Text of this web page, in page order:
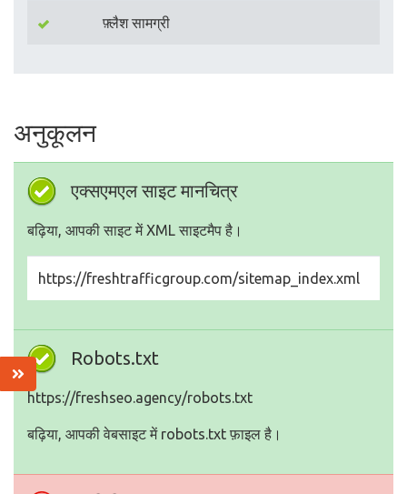
फ़्लैश सामग्री
अनुकूलन
एक्सएमएल साइट मानचित्र
बढ़िया, आपकी साइट में XML साइटमैप है।
https://freshtrafficgroup.com/sitemap_index.xml
Robots.txt
https://freshseo.agency/robots.txt
बढ़िया, आपकी वेबसाइट में robots.txt फ़ाइल है।